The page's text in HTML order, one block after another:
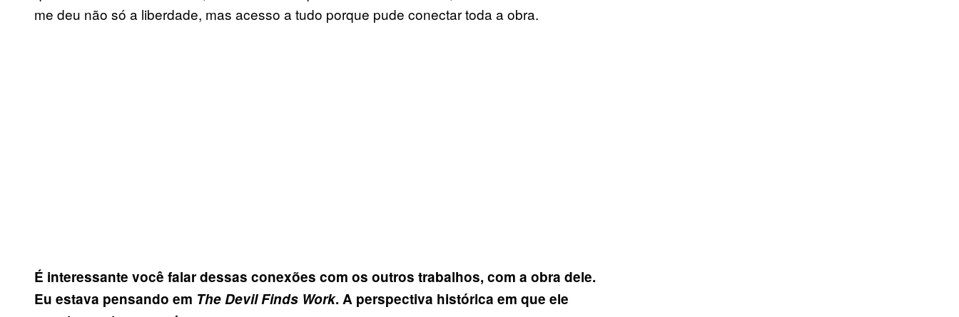
me deu não só a liberdade, mas acesso a tudo porque pude conectar toda a obra.
É interessante você falar dessas conexões com os outros trabalhos, com a obra dele.
Eu estava pensando em The Devil Finds Work. A perspectiva histórica em que ele